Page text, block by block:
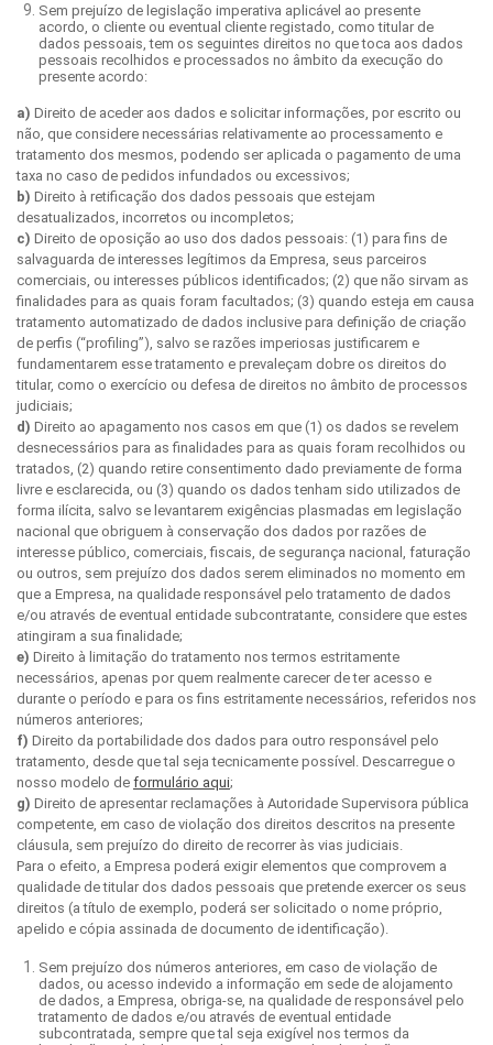
Sem prejuízo de legislação imperativa aplicável ao presente
acordo, o cliente ou eventual cliente registado, como titular de
dados pessoais, tem os seguintes direitos no que toca aos dados
pessoais recolhidos e processados no âmbito da execução do
presente acordo:
a) Direito de aceder aos dados e solicitar informações, por escrito ou
não, que considere necessárias relativamente ao processamento e
tratamento dos mesmos, podendo ser aplicada o pagamento de uma
taxa no caso de pedidos infundados ou excessivos;
b) Direito à retificação dos dados pessoais que estejam
desatualizados, incorretos ou incompletos;
c) Direito de oposição ao uso dos dados pessoais: (1) para fins de
salvaguarda de interesses legítimos da Empresa, seus parceiros
comerciais, ou interesses públicos identificados; (2) que não sirvam as
finalidades para as quais foram facultados; (3) quando esteja em causa
tratamento automatizado de dados inclusive para definição de criação
de perfis (“profiling”), salvo se razões imperiosas justificarem e
fundamentarem esse tratamento e prevaleçam dobre os direitos do
titular, como o exercício ou defesa de direitos no âmbito de processos
judiciais;
d) Direito ao apagamento nos casos em que (1) os dados se revelem
desnecessários para as finalidades para as quais foram recolhidos ou
tratados, (2) quando retire consentimento dado previamente de forma
livre e esclarecida, ou (3) quando os dados tenham sido utilizados de
forma ilícita, salvo se levantarem exigências plasmadas em legislação
nacional que obriguem à conservação dos dados por razões de
interesse público, comerciais, fiscais, de segurança nacional, faturação
ou outros, sem prejuízo dos dados serem eliminados no momento em
que a Empresa, na qualidade responsável pelo tratamento de dados
e/ou através de eventual entidade subcontratante, considere que estes
atingiram a sua finalidade;
e) Direito à limitação do tratamento nos termos estritamente
necessários, apenas por quem realmente carecer de ter acesso e
durante o período e para os fins estritamente necessários, referidos nos
números anteriores;
f) Direito da portabilidade dos dados para outro responsável pelo
tratamento, desde que tal seja tecnicamente possível. Descarregue o
nosso modelo de formulário aqui;
g) Direito de apresentar reclamações à Autoridade Supervisora pública
competente, em caso de violação dos direitos descritos na presente
cláusula, sem prejuízo do direito de recorrer às vias judiciais.
Para o efeito, a Empresa poderá exigir elementos que comprovem a
qualidade de titular dos dados pessoais que pretende exercer os seus
direitos (a título de exemplo, poderá ser solicitado o nome próprio,
apelido e cópia assinada de documento de identificação).
Sem prejuízo dos números anteriores, em caso de violação de
dados, ou acesso indevido a informação em sede de alojamento
de dados, a Empresa, obriga-se, na qualidade de responsável pelo
tratamento de dados e/ou através de eventual entidade
subcontratada, sempre que tal seja exigível nos termos da